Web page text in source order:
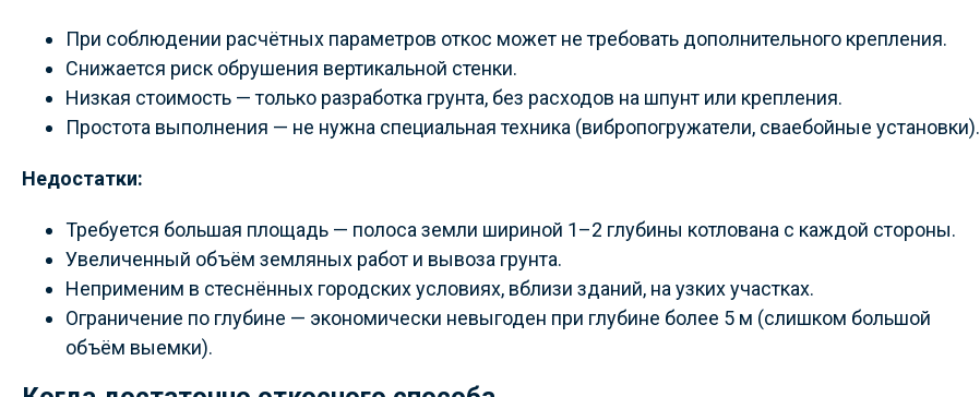
При соблюдении расчётных параметров откос может не требовать дополнительного крепления.
Снижается риск обрушения вертикальной стенки.
Низкая стоимость — только разработка грунта, без расходов на шпунт или крепления.
Простота выполнения — не нужна специальная техника (вибропогружатели, сваебойные установки).
Недостатки:
Требуется большая площадь — полоса земли шириной 1–2 глубины котлована с каждой стороны.
Увеличенный объём земляных работ и вывоза грунта.
Неприменим в стеснённых городских условиях, вблизи зданий, на узких участках.
Ограничение по глубине — экономически невыгоден при глубине более 5 м (слишком большой
объём выемки).